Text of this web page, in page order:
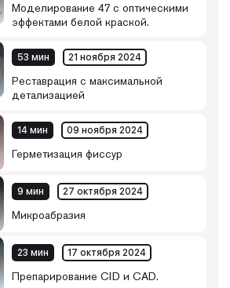
Моделирование 47 с оптическими
эффектами белой краской.
53 мин 21 ноября 2024
Реставрация с максимальной
детализацией
14 мин 09 ноября 2024
Герметизация фиссур
9 мин 27 октября 2024
Микроабразия
23 мин 17 октября 2024
Препарирование CID и CAD.